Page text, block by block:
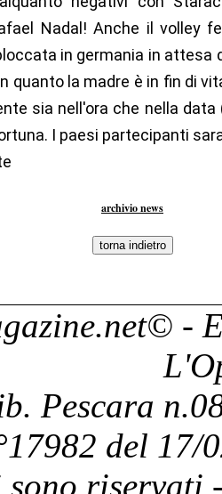
Nadal! Anche il volley
in germania in attesa
quanto la madre è in fin di
sia nell'ora che nella data
I paesi partecipanti
archivio news
© -
Pescara
del 17/
riservati